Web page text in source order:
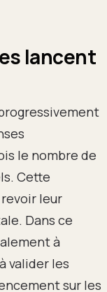
lancent
le nombre de
Cette
leur
Dans ce
à
valider les
sur les